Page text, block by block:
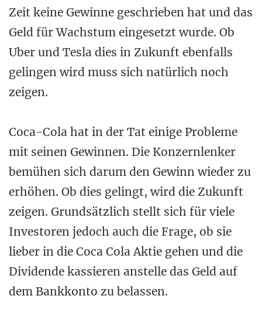
Zeit keine Gewinne geschrieben hat und das
Geld für Wachstum eingesetzt wurde. Ob
Uber und Tesla dies in Zukunft ebenfalls
gelingen wird muss sich natürlich noch
zeigen.
Coca-Cola hat in der Tat einige Probleme
mit seinen Gewinnen. Die Konzernlenker
bemühen sich darum den Gewinn wieder zu
erhöhen. Ob dies gelingt, wird die Zukunft
zeigen. Grundsätzlich stellt sich für viele
Investoren jedoch auch die Frage, ob sie
lieber in die Coca Cola Aktie gehen und die
Dividende kassieren anstelle das Geld auf
dem Bankkonto zu belassen.